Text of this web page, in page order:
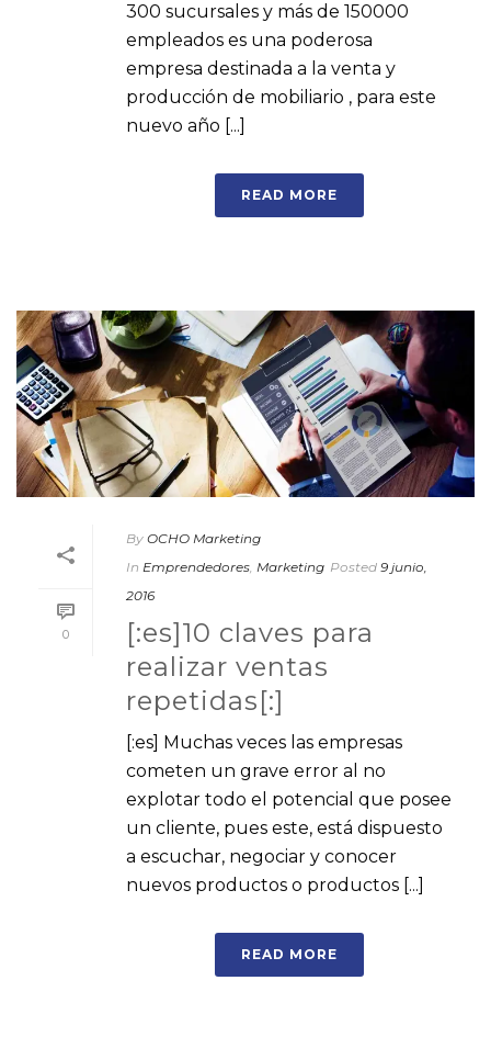
300 sucursales y más de 150000
empleados es una poderosa
empresa destinada a la venta y
producción de mobiliario , para este
nuevo año [...]
READ MORE
0
By OCHO Marketing
In Emprendedores, Marketing Posted 9 junio,
2016
[:es]10 claves para
realizar ventas
repetidas[:]
[:es] Muchas veces las empresas
cometen un grave error al no
explotar todo el potencial que posee
un cliente, pues este, está dispuesto
a escuchar, negociar y conocer
nuevos productos o productos [...]
READ MORE